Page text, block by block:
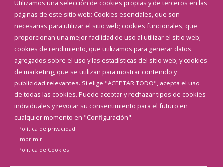
Utilizamos una selección de cookies propias y de terceros en las
páginas de este sitio web: Cookies esenciales, que son
necesarias para utilizar el sitio web; cookies funcionales, que
proporcionan una mejor facilidad de uso al utilizar el sitio web;
cookies de rendimiento, que utilizamos para generar datos
agregados sobre el uso y las estadísticas del sitio web; y cookies
de marketing, que se utilizan para mostrar contenido y
publicidad relevantes. Si elige "ACEPTAR TODO", acepta el uso
de todas las cookies. Puede aceptar y rechazar tipos de cookies
individuales y revocar su consentimiento para el futuro en
cualquier momento en "Configuración".
Política de privacidad
Imprimir
Politica de Cookies
Eventos
Teléfonos de interés
INICIAR SESIÓN
MAPA WEB